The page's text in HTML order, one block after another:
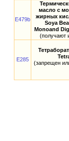
E479b
масло с
жирных
Soya
Monoand
(получают
E285
(запрещен